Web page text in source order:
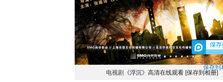
保存到
电视剧 《浮沉》高清在线观看 [保存到相册]